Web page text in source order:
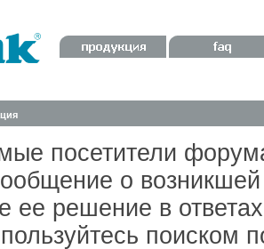
посетители
о
ее решение в
поиском